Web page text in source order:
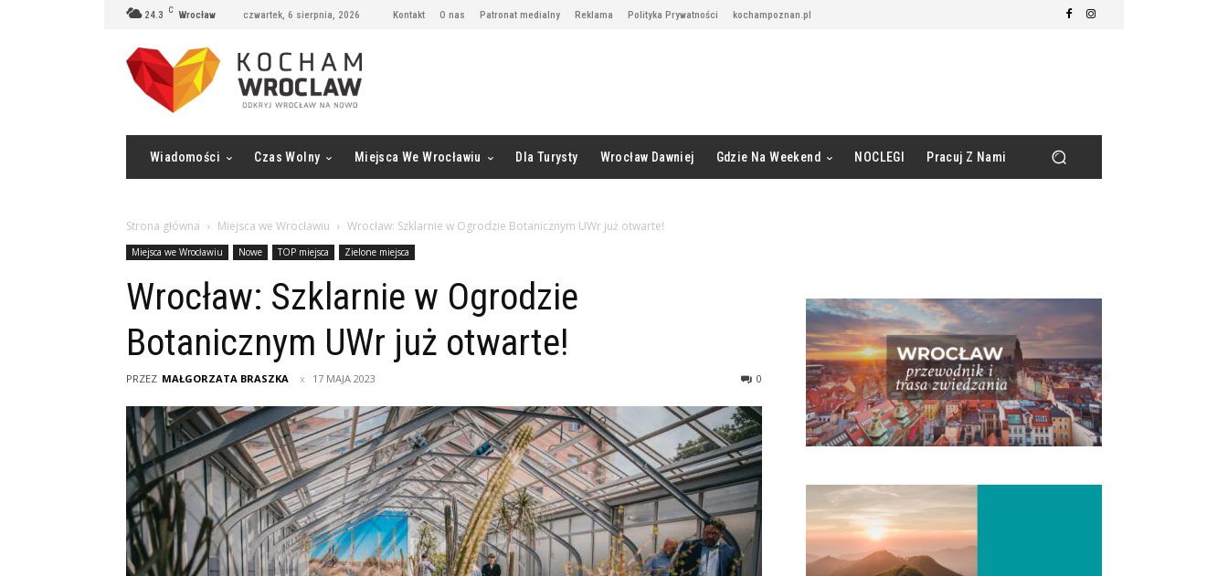
24.3 C Wrocław czwartek, 6 sierpnia, 2026 Kontakt O nas Patronat medialny Reklama Polityka Prywatności kochampoznan.pl
Wiadomości Czas Wolny Miejsca We Wrocławiu Dla Turysty Wrocław Dawniej Gdzie Na Weekend NOCLEGI Pracuj Z Nami
Strona główna Miejsca we Wrocławiu Wrocław: Szklarnie w Ogrodzie Botanicznym UWr już otwarte!
Miejsca we Wrocławiu Nowe TOP miejsca Zielone miejsca
Wrocław: Szklarnie w Ogrodzie
Botanicznym UWr już otwarte!
PRZEZ MAŁGORZATA BRASZKA 17 MAJA 2023 0